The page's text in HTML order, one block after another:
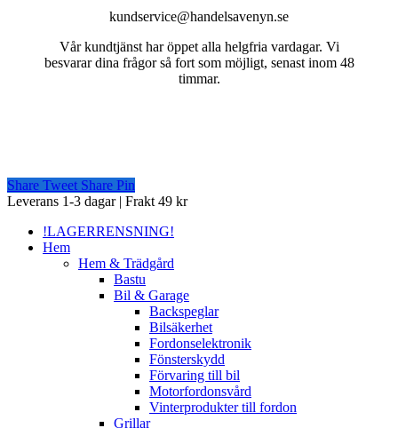
kundservice@handelsavenyn.se
Vår kundtjänst har öppet alla helgfria vardagar. Vi
besvarar dina frågor så fort som möjligt, senast inom 48
timmar.
Share Tweet Share Pin
Close
Leverans 1-3 dagar | Frakt 49 kr
!LAGERRENSNING!
Hem
Hem & Trädgård
Bastu
Bil & Garage
Backspeglar
Bilsäkerhet
Fordonselektronik
Fönsterskydd
Förvaring till bil
Motorfordonsvård
Vinterprodukter till fordon
Grillar